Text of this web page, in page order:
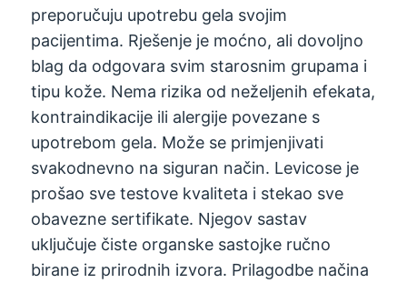
preporučuju upotrebu gela svojim
pacijentima. Rješenje je moćno, ali dovoljno
blag da odgovara svim starosnim grupama i
tipu kože. Nema rizika od neželjenih efekata,
kontraindikacije ili alergije povezane s
upotrebom gela. Može se primjenjivati ​​
svakodnevno na siguran način. Levicose je
prošao sve testove kvaliteta i stekao sve
obavezne sertifikate. Njegov sastav
uključuje čiste organske sastojke ručno
birane iz prirodnih izvora. Prilagodbe načina